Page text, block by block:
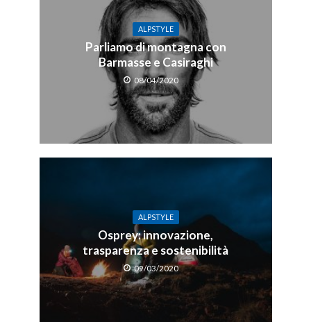
ALPSTYLE
Parliamo di montagna con
Barmasse e Casiraghi
08/04/2020
ALPSTYLE
Osprey: innovazione,
trasparenza e sostenibilità
09/03/2020